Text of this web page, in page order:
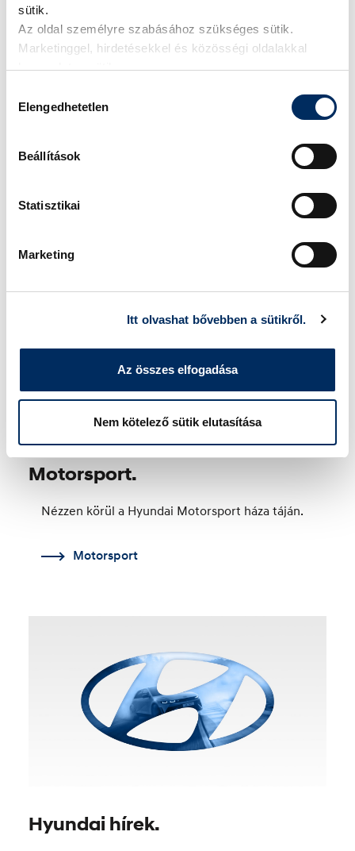
sütik.
Az oldal személyre szabásához szükséges sütik.
Marketinggel, hirdetésekkel és közösségi oldalakkal
kapcsolatos sütik.
kiválasztása
Elengedhetetlen
Beállítások
Statisztikai
Marketing
Itt olvashat bővebben a sütikről.
Az összes elfogadása
Nem kötelező sütik elutasítása
Tekintse meg a gyári tartozékokat.
Gyári tarozékok
Motorsport.
Nézzen körül a Hyundai Motorsport háza táján.
Motorsport
Hyundai hírek.